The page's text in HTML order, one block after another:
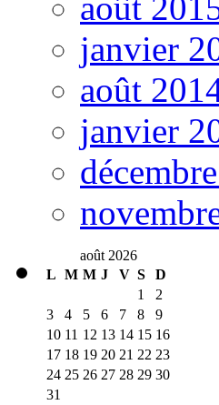
août
janvier
août
janvier
août 2026
L M M J V S D
1
2
3
4 5 6 7 8
9
10 11 12 13 14 15 16
17 18 19 20 21 22 23
24 25 26 27 28 29 30
31